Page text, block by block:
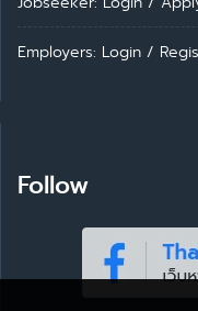
Employers: Login /
Follow